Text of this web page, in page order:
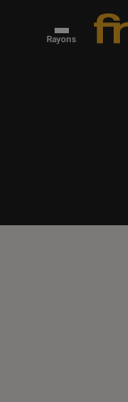
Rayons